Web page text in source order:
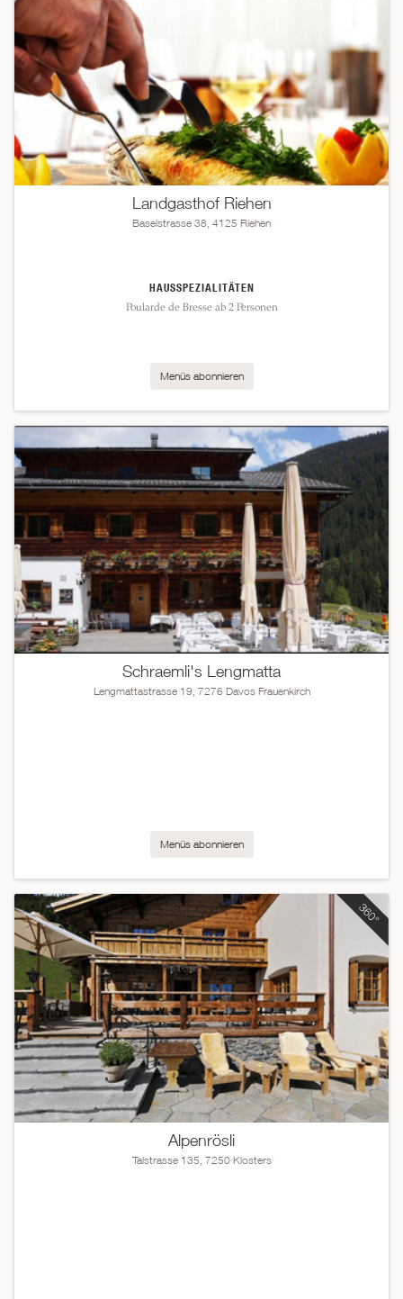
Landgasthof Riehen
Baselstrasse 38, 4125 Riehen
HAUSSPEZIALITÄTEN
Poularde de Bresse ab 2 Personen
Menüs abonnieren
Schraemli's Lengmatta
Lengmattastrasse 19, 7276 Davos Frauenkirch
Menüs abonnieren
Alpenrösli
Talstrasse 135, 7250 Klosters